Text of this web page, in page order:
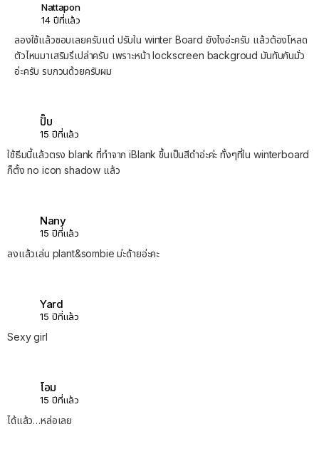
Nattapon
14 ปีที่แล้ว
ลองใช้แล้วชอบเลยครับแต่ ปรับใน winter Board ยังไงอ่ะครับ แล้วต้องโหลด
ตัวไหนมาเสริมรึเปล่าครับ เพราะหน้า lockscreen backgroud มันทับกันมั่ว
อ่ะครับ รบกวนด้วยครับผม
ปั๊บ
15 ปีที่แล้ว
ใช้ธีมนี้แล้วตรง blank ที่ทำจาก iBlank ขึ้นเป็นสีดำอ่ะค่ะ ทั้งๆที่ใน winterboard
ก็ตั้ง no icon shadow แล้ว
Nany
15 ปีที่แล้ว
ลงแล้วเล่น plant&sombie ม่ะด้ายอ่ะคะ
Yard
15 ปีที่แล้ว
Sexy girl
โอม
15 ปีที่แล้ว
ได้แล้ว…หล่อเลย